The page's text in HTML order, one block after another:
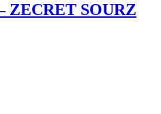
ZECRET SOURZ